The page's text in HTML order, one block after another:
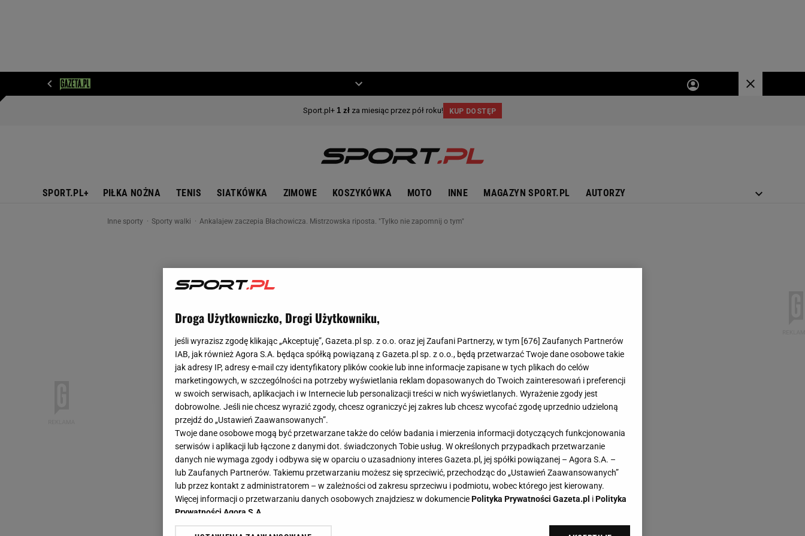
SPORT.PL+ PIŁKA NOŻNA TENIS SIATKÓWKA ZIMOWE KOSZYKÓWKA MOTO INNE MAGAZYN SPORT.PL AUTORZY
Inne sporty Sporty walki Ankalajew zaczepia Błachowicza. Mistrzowska riposta. "Tylko nie zapomnij o tym"
Droga Użytkowniczko, Drogi Użytkowniku,
jeśli wyrazisz zgodę klikając „Akceptuję”, Gazeta.pl sp. z o.o. oraz jej Zaufani Partnerzy, w tym [676] Zaufanych Partnerów
IAB, jak również Agora S.A. będąca spółką powiązaną z Gazeta.pl sp. z o.o., będą przetwarzać Twoje dane osobowe takie
jak adresy IP, adresy e-mail czy identyfikatory plików cookie lub inne informacje zapisane w tych plikach do celów
marketingowych, w szczególności na potrzeby wyświetlania reklam dopasowanych do Twoich zainteresowań i preferencji
w swoich serwisach, aplikacjach i w Internecie lub personalizacji treści w nich wyświetlanych. Wyrażenie zgody jest
dobrowolne. Jeśli nie chcesz wyrazić zgody, chcesz ograniczyć jej zakres lub chcesz wycofać zgodę uprzednio udzieloną
przejdź do „Ustawień Zaawansowanych”.
Twoje dane osobowe mogą być przetwarzane także do celów badania i mierzenia informacji dotyczących funkcjonowania
serwisów i aplikacji lub łączone z danymi dot. świadczonych Tobie usług. W określonych przypadkach przetwarzanie
danych nie wymaga zgody i odbywa się w oparciu o uzasadniony interes Gazeta.pl, jej spółki powiązanej – Agora S.A. –
lub Zaufanych Partnerów. Takiemu przetwarzaniu możesz się sprzeciwić, przechodząc do „Ustawień Zaawansowanych”
lub przez kontakt z administratorem – w zależności od zakresu sprzeciwu i podmiotu, wobec którego jest kierowany.
Więcej informacji o przetwarzaniu danych osobowych znajdziesz w dokumenciePolityka Prywatności Gazeta.pl iPolityka
Prywatności Agora S.A.